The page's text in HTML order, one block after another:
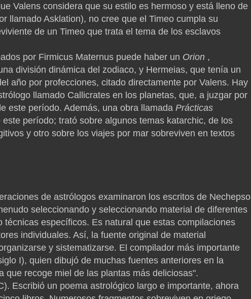
Valens considera que su estilo es hermoso y está lleno de
llamado Asklation), no cree que el Timeo cumpla su
de un Timeo que trata el tema de los esclavos
por Firmicus Maternus puede haber un Orion ,
división dinámica del zodiaco, y Hermeias, que tenía un
año por profecciones, citado directamente por Valens. Hay
llamado Callicrates en los planetas, que, a juzgar por
este período. Además, una obra llamada Prácticas
este período; trató sobre algunos temas katarchic, de los
y otro sobre los viajes por mar sobreviven en textos
de astrólogos examinaron los escritos de Nechepso
seleccionando y seleccionando material de diferentes
técnicas específicos. Es natural que estas compilaciones
individuales. Así, la fuente original de material
y sistematizarse. El compilador más importante
I), quien dibujó de muchas fuentes anteriores en la
que recoge miel de las plantas más deliciosas".
Escribió un poema astrológico largo e importante, ahora